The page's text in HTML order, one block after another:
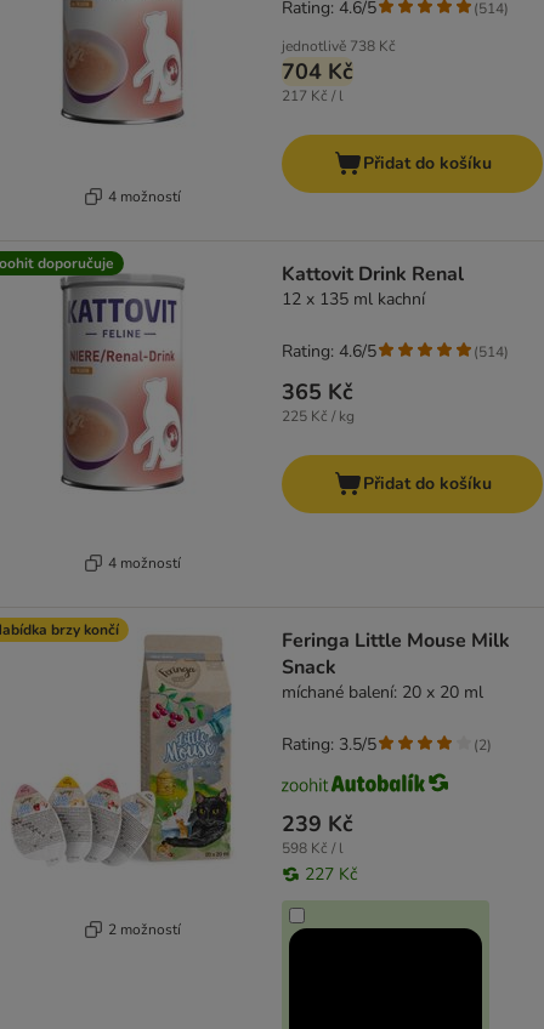
4 možností
jednotlivě 738 Kč
704 Kč
217 Kč / l
Rating: 4.6/5 (514)
Přidat do košíku
doporučuje
4 možností
Kattovit Drink Renal
12 x 135 ml kachní
365 Kč
225 Kč / kg
Rating: 4.6/5 (514)
Přidat do košíku
brzy končí
2 možností
Feringa Little Mouse Milk
Snack
míchané balení: 20 x 20 ml
239 Kč
598 Kč / l
227 Kč
Rating: 3.5/5 (2)